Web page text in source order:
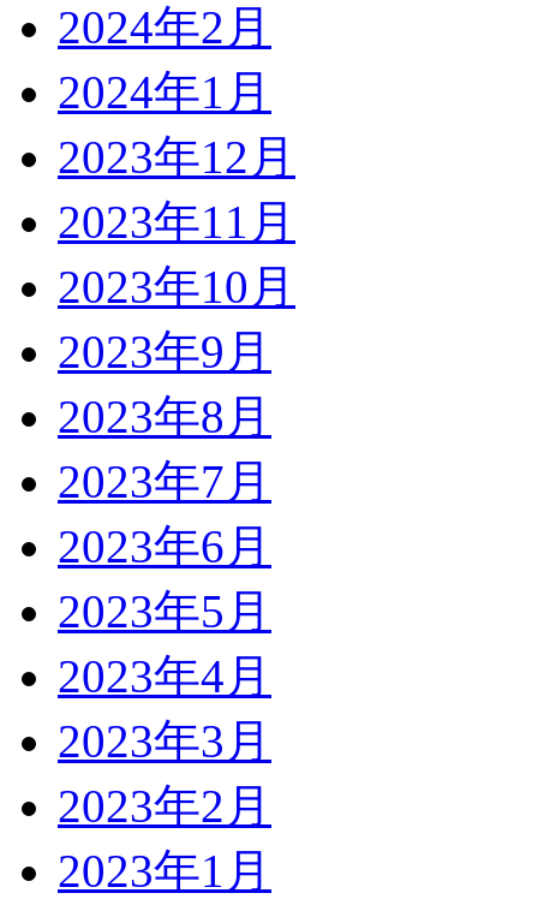
2024年2月
2024年1月
2023年12月
2023年11月
2023年10月
2023年9月
2023年8月
2023年7月
2023年6月
2023年5月
2023年4月
2023年3月
2023年2月
2023年1月